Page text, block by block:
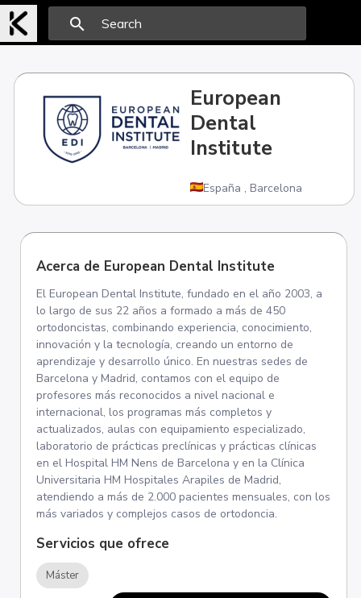
search
European
Dental
Institute
España , Barcelona
Acerca de European Dental Institute
El European Dental Institute, fundado en el año 2003, a
lo largo de sus 22 años a formado a más de 450
ortodoncistas, combinando experiencia, conocimiento,
innovación y la tecnología, creando un entorno de
aprendizaje y desarrollo único. En nuestras sedes de
Barcelona y Madrid, contamos con el equipo de
profesores más reconocidos a nivel nacional e
internacional, los programas más completos y
actualizados, aulas con equipamiento especializado,
laboratorio de prácticas preclínicas y prácticas clínicas
en el Hospital HM Nens de Barcelona y en la Clínica
Universitaria HM Hospitales Arapiles de Madrid,
atendiendo a más de 2.000 pacientes mensuales, con los
más variados y complejos casos de ortodoncia.
Servicios que ofrece
Máster